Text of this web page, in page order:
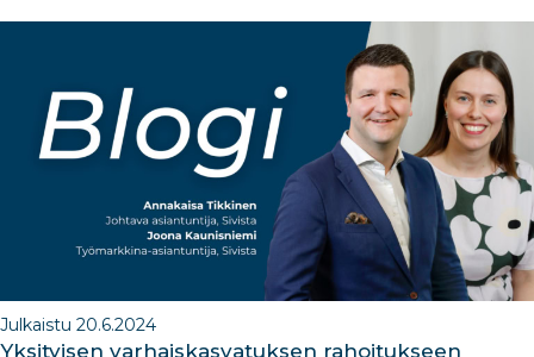
Julkaistu 20.6.2024
Yksityisen varhaiskasvatuksen rahoitukseen